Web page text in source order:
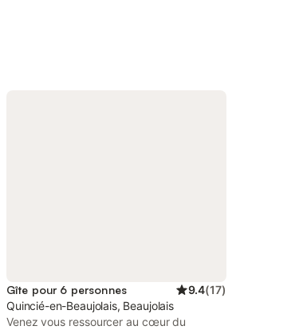
Gîte pour 6 personnes 9.4(17)
Quincié-en-Beaujolais, Beaujolais
Venez vous ressourcer au cœur du